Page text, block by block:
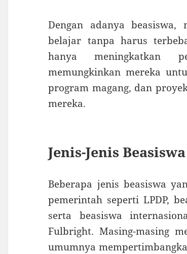
Dengan adanya
belajar tanpa harus
hanya meningkatkan
memungkinkan mereka
program magang, dan
mereka.
Jenis-Jenis
Beberapa jenis beasiswa
pemerintah seperti LPDP,
serta beasiswa
Fulbright. Masing-masing
umumnya